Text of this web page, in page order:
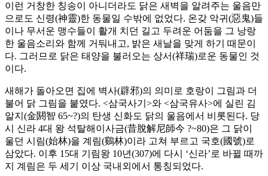
이런 거창한 칭송이 아니더라도 닭은 새벽을 알려주는 울음만
으로도 신령(神靈)한 동물일 수밖에 없었다. 온갖 악귀(惡鬼)들
이나 무서운 맹수들이 활개 치던 길고 두려운 어둠을 그 낭랑
한 울음소리와 함께 거둬내고, 밝은 새날을 맞게 하기 때문이
다. 그러므로 닭은 태양을 불러오는 상서(祥瑞)로운 동물인 것
이다.
새해가 돌아오면 집에 벽사(辟邪)의 의미로 호랑이 그림과 더
불어 닭 그림을 붙였다. <삼국사기>와 <삼국유사>에 실린 김
알지(金閼智 65~?)의 탄생 신화도 닭의 울음에서 비롯된다. 당
시 신라 4대 왕 석탈해이사금(昔脫解尼師今 ?~80)은 그 닭이
울던 시림(始林)을 계림(鷄林)이라 고쳐 부르고 국호(國號)로
삼았다. 이후 15대 기림왕 10년(307)에 다시 ‘신라’로 바뀔 때까
지 계림은 두 세기 이상 국내외에서 통칭되었다.